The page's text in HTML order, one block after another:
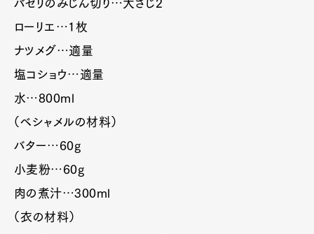
パセリのみじん切り…大さじ2
ローリエ…1枚
ナツメグ…適量
塩コショウ…適量
水…800ml
（ベシャメルの材料）
バター…60g
小麦粉…60g
肉の煮汁…300ml
（衣の材料）